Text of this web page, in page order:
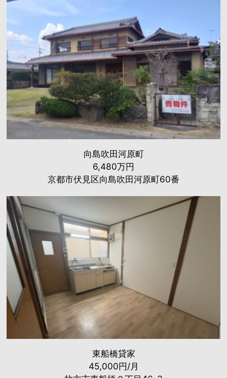
向島吹田河原町
6,480万円
京都市伏見区向島吹田河原町60番
東船橋貸家
45,000円/月